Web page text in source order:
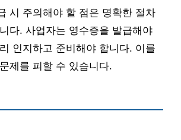
시 주의해야 할 점은 명확한 절차
다. 사업자는 영수증을 발급해야
인지하고 준비해야 합니다. 이를
제를 피할 수 있습니다.